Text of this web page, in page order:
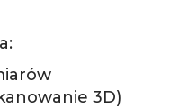
3D)